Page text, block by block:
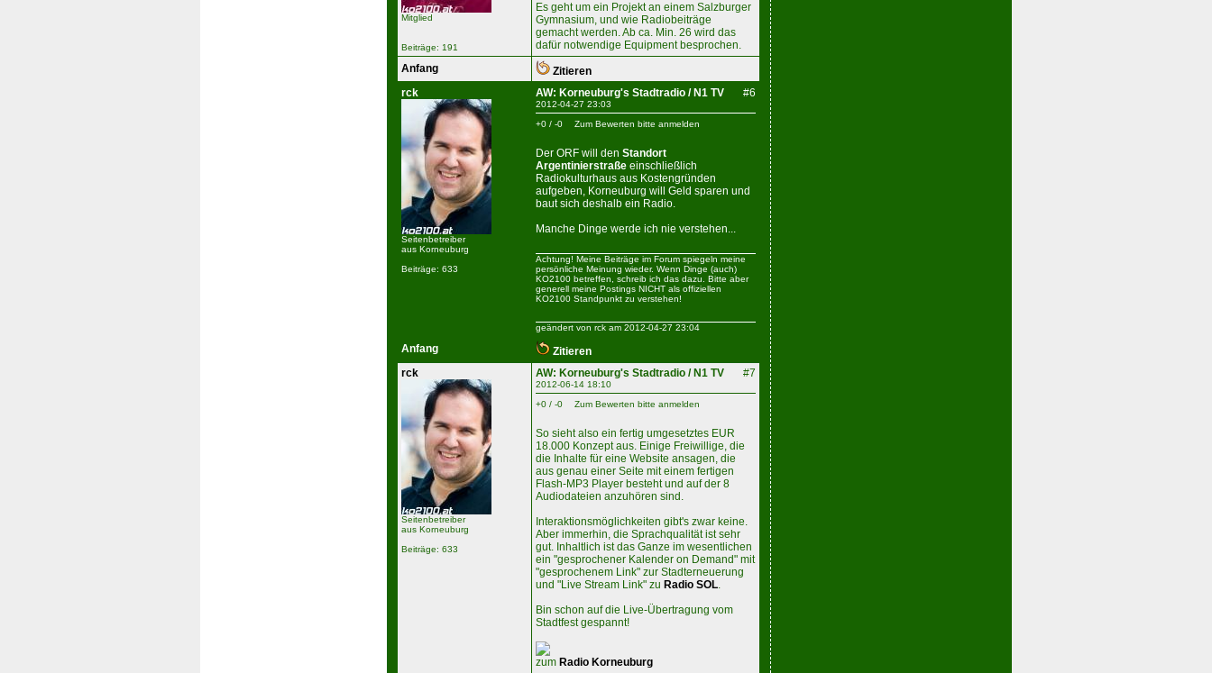
Mitglied
Beiträge: 191
Es geht um ein Projekt an einem Salzburger
Gymnasium, und wie Radiobeiträge
gemacht werden. Ab ca. Min. 26 wird das
dafür notwendige Equipment besprochen.
Anfang
Zitieren
rck
Seitenbetreiber
aus Korneuburg
Beiträge: 633
#6
AW: Korneuburg's Stadtradio / N1 TV
2012-04-27 23:03
+0 / -0
Zum Bewerten bitte anmelden
Der ORF will den Standort
Argentinierstraße einschließlich
Radiokulturhaus aus Kostengründen
aufgeben, Korneuburg will Geld sparen und
baut sich deshalb ein Radio.
Manche Dinge werde ich nie verstehen...
Achtung! Meine Beiträge im Forum spiegeln meine
persönliche Meinung wieder. Wenn Dinge (auch)
KO2100 betreffen, schreib ich das dazu. Bitte aber
generell meine Postings NICHT als offiziellen
KO2100 Standpunkt zu verstehen!
geändert von rck am 2012-04-27 23:04
Anfang
Zitieren
rck
Seitenbetreiber
aus Korneuburg
Beiträge: 633
#7
AW: Korneuburg's Stadtradio / N1 TV
2012-06-14 18:10
+0 / -0
Zum Bewerten bitte anmelden
So sieht also ein fertig umgesetztes EUR
18.000 Konzept aus. Einige Freiwillige, die
die Inhalte für eine Website ansagen, die
aus genau einer Seite mit einem fertigen
Flash-MP3 Player besteht und auf der 8
Audiodateien anzuhören sind.
Interaktionsmöglichkeiten gibt's zwar keine.
Aber immerhin, die Sprachqualität ist sehr
gut. Inhaltlich ist das Ganze im wesentlichen
ein "gesprochener Kalender on Demand" mit
"gesprochenem Link" zur Stadterneuerung
und "Live Stream Link" zu Radio SOL.
Bin schon auf die Live-Übertragung vom
Stadtfest gespannt!
zum Radio Korneuburg